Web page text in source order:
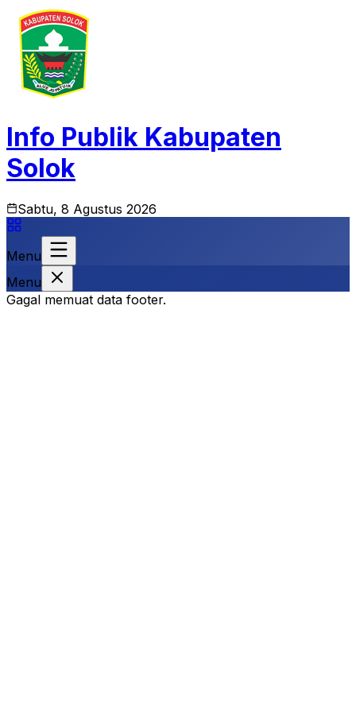
Info Publik Kabupaten
Solok
Sabtu, 8 Agustus 2026
Menu
Menu
Gagal memuat data footer.